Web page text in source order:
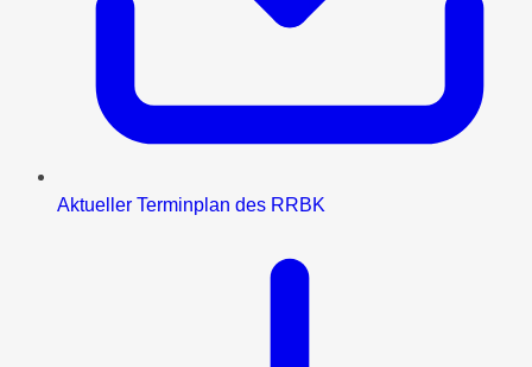
Aktueller Terminplan des RRBK